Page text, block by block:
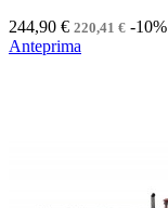
244,90 € 220,41 € -10%
Anteprima